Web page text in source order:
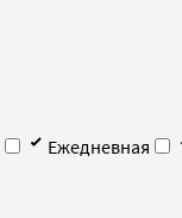
Ежедневная